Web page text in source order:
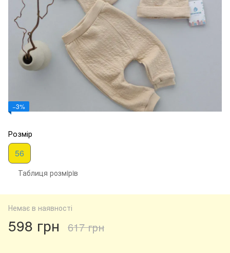
−3%
Розмір
56
Таблиця розмiрiв
Немає в наявності
598 грн 617 грн